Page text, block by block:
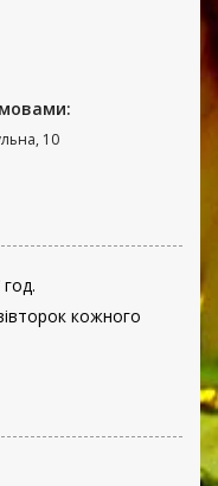
10
кожного